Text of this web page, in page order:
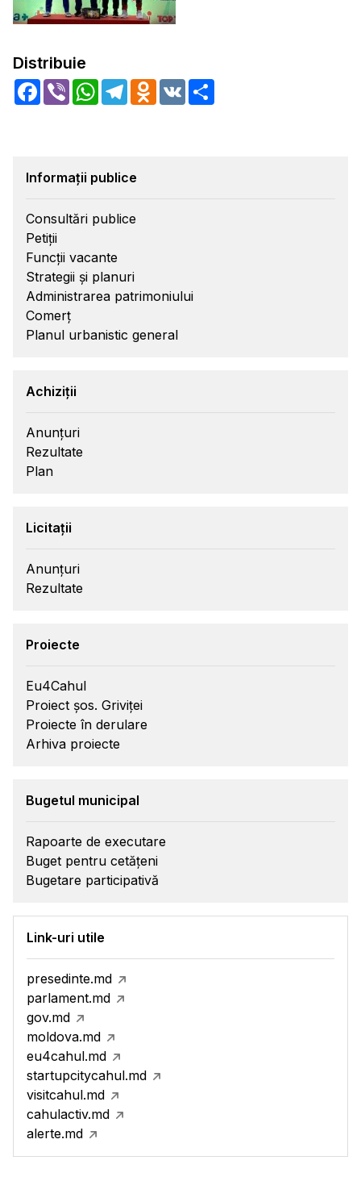
Distribuie
Facebook
Viber WhatsApp
TelegramOdnoklassniki
VK
Informații publice
Consultări publice
Petiții
Funcții vacante
Strategii și planuri
Administrarea patrimoniului
Comerț
Planul urbanistic general
Achiziții
Anunțuri
Rezultate
Plan
Licitații
Anunțuri
Rezultate
Proiecte
Eu4Cahul
Proiect șos. Griviței
Proiecte în derulare
Arhiva proiecte
Bugetul municipal
Rapoarte de executare
Buget pentru cetățeni
Bugetare participativă
Link-uri utile
presedinte.md
parlament.md
gov.md
moldova.md
eu4cahul.md
startupcitycahul.md
visitcahul.md
cahulactiv.md
alerte.md